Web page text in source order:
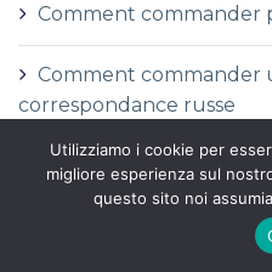
Comment commander
Comment commander
correspondance russe
Comment prГ©parer
correspondance Reddit
Comment Г©pouser
Utilizziamo i cookie per
migliore esperienza sul
questo sito noi